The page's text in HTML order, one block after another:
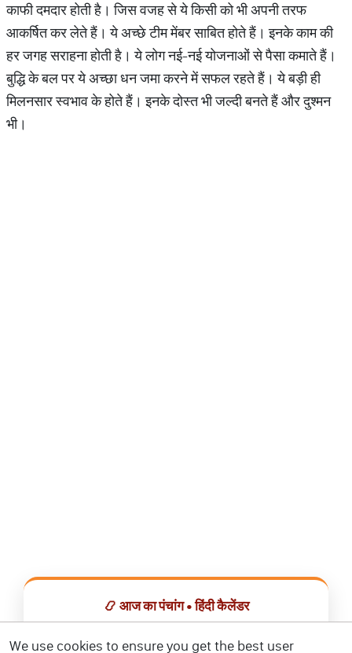
काफी दमदार होती है। जिस वजह से ये किसी को भी अपनी तरफ
आकर्षित कर लेते हैं। ये अच्छे टीम मेंबर साबित होते हैं। इनके काम की
हर जगह सराहना होती है। ये लोग नई-नई योजनाओं से पैसा कमाते हैं।
बुद्धि के बल पर ये अच्छा धन जमा करने में सफल रहते हैं। ये बड़ी ही
मिलनसार स्वभाव के होते हैं। इनके दोस्त भी जल्दी बनते हैं और दुश्मन
भी।
📿 आज का पंचांग • हिंदी कैलेंडर
We use cookies to ensure you get the best user